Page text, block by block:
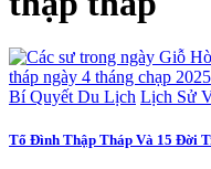
Bí Quyết Du Lịch Lịch Sử
Tổ Đình Thập Tháp Và 15 Đời